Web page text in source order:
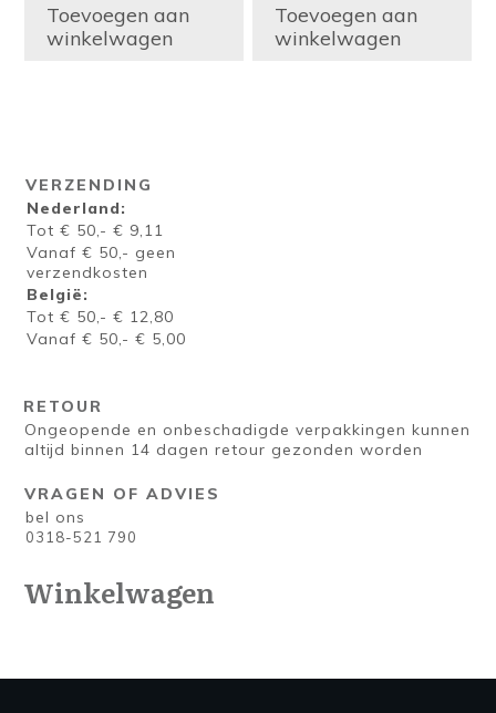
Toevoegen aan
winkelwagen
Toevoegen aan
winkelwagen
VERZENDING
Nederland:
Tot € 50,- € 9,11
Vanaf € 50,- geen
verzendkosten
België:
Tot € 50,- € 12,80
Vanaf € 50,- € 5,00
RETOUR
Ongeopende en onbeschadigde verpakkingen kunnen
altijd binnen 14 dagen retour gezonden worden
VRAGEN OF ADVIES
bel ons
0318-521 790
Winkelwagen